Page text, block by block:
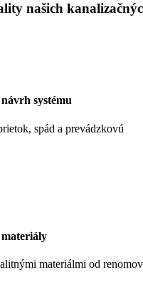
našich
systému
spád a prevádzkovú
materiálmi od